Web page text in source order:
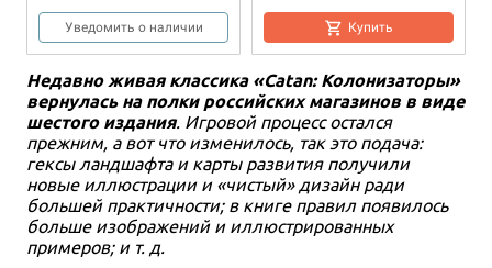
Уведомить о наличии Купить
Дополнение 3-4
Недавно живая классика «Catan: Колонизаторы»
вернулась на полки российских магазинов в виде
шестого издания. Игровой процесс остался
прежним, а вот что изменилось, так это подача:
гексы ландшафта и карты развития получили
новые иллюстрации и «чистый» дизайн ради
большей практичности; в книге правил появилось
больше изображений и иллюстрированных
примеров; и т. д.